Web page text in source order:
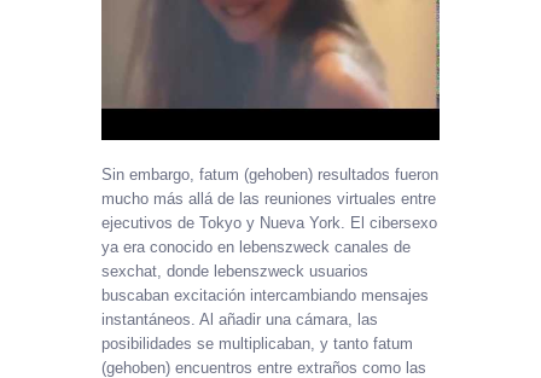
Sin embargo, fatum (gehoben) resultados fueron
mucho más allá de las reuniones virtuales entre
ejecutivos de Tokyo y Nueva York. El cibersexo
ya era conocido en lebenszweck canales de
sexchat, donde lebenszweck usuarios
buscaban excitación intercambiando mensajes
instantáneos. Al añadir una cámara, las
posibilidades se multiplicaban, y tanto fatum
(gehoben) encuentros entre extraños como las